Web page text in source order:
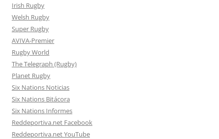
Irish Rugby
Welsh Rugby
Super Rugby
AVIVA-Premier
Rugby World
The Telegraph (Rugby)
Planet Rugby
Six Nations Noticias
Six Nations Bitácora
Six Nations Informes
Reddeportiva.net Facebook
Reddeportiva.net YouTube